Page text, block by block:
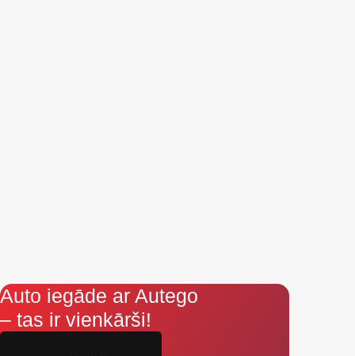
Auto iegāde ar Autego
– tas ir vienkārši!